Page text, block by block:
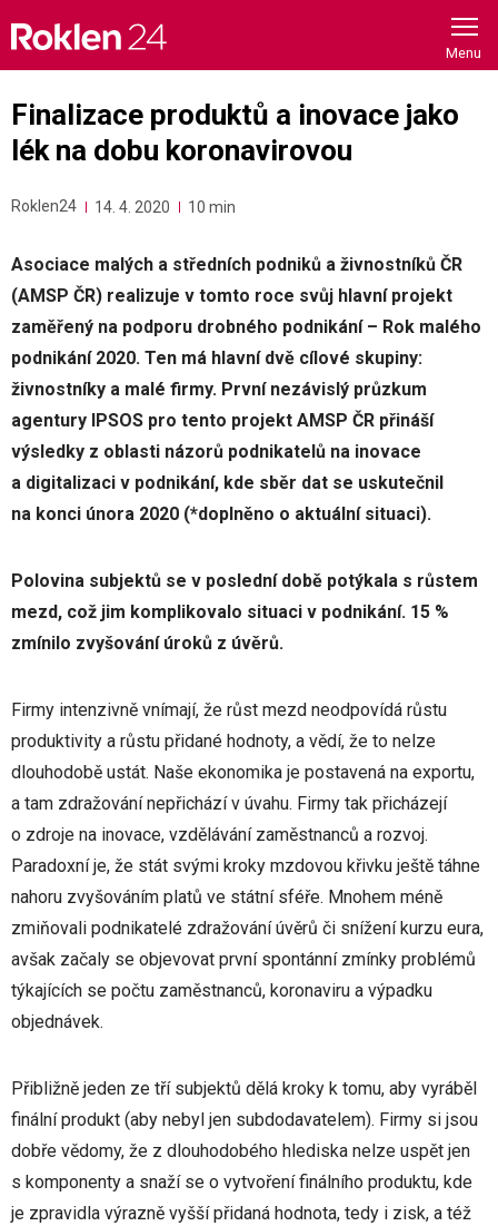
content
Finalizace produktů a inovace jako
lék na dobu koronavirovou
Roklen24 14. 4. 2020 10 min
Asociace malých a středních podniků a živnostníků ČR
(AMSP ČR) realizuje v tomto roce svůj hlavní projekt
zaměřený na podporu drobného podnikání – Rok malého
podnikání 2020. Ten má hlavní dvě cílové skupiny:
živnostníky a malé firmy. První nezávislý průzkum
agentury IPSOS pro tento projekt AMSP ČR přináší
výsledky z oblasti názorů podnikatelů na inovace
a digitalizaci v podnikání, kde sběr dat se uskutečnil
na konci února 2020 (*doplněno o aktuální situaci).
Polovina subjektů se v poslední době potýkala s růstem
mezd, což jim komplikovalo situaci v podnikání. 15 %
zmínilo zvyšování úroků z úvěrů.
Firmy intenzivně vnímají, že růst mezd neodpovídá růstu
produktivity a růstu přidané hodnoty, a vědí, že to nelze
dlouhodobě ustát. Naše ekonomika je postavená na exportu,
a tam zdražování nepřichází v úvahu. Firmy tak přicházejí
o zdroje na inovace, vzdělávání zaměstnanců a rozvoj.
Paradoxní je, že stát svými kroky mzdovou křivku ještě táhne
nahoru zvyšováním platů ve státní sféře. Mnohem méně
zmiňovali podnikatelé zdražování úvěrů či snížení kurzu eura,
avšak začaly se objevovat první spontánní zmínky problémů
týkajících se počtu zaměstnanců, koronaviru a výpadku
objednávek.
Přibližně jeden ze tří subjektů dělá kroky k tomu, aby vyráběl
finální produkt (aby nebyl jen subdodavatelem). Firmy si jsou
dobře vědomy, že z dlouhodobého hlediska nelze uspět jen
s komponenty a snaží se o vytvoření finálního produktu, kde
je zpravidla výrazně vyšší přidaná hodnota, tedy i zisk, a též